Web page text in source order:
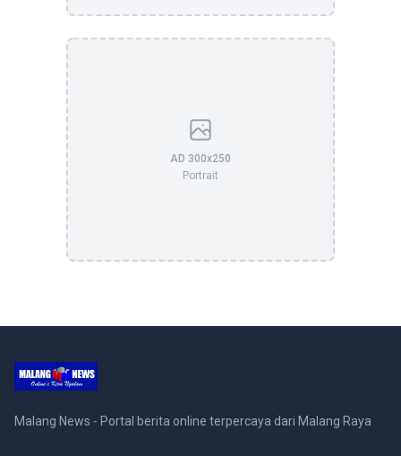
AD 300x250
Portrait
Malang News - Portal berita online terpercaya dari Malang Raya